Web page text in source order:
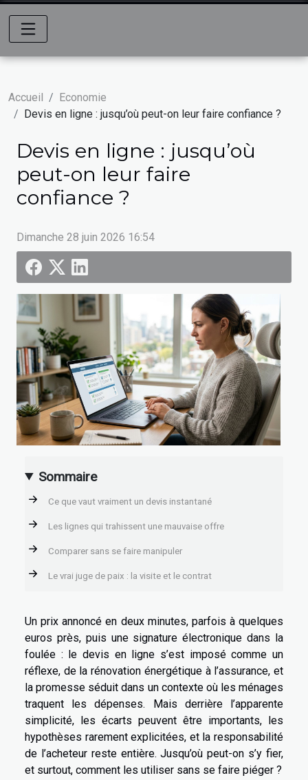
Accueil
Economie
Devis en ligne : jusqu’où peut-on leur faire confiance ?
Devis en ligne : jusqu’où
peut-on leur faire
confiance ?
Dimanche 28 juin 2026 16:54
Sommaire
Ce que vaut vraiment un devis instantané
Les lignes qui trahissent une mauvaise offre
Comparer sans se faire manipuler
Le vrai juge de paix : la visite et le contrat
Un prix annoncé en deux minutes, parfois à quelques
euros près, puis une signature électronique dans la
foulée : le devis en ligne s’est imposé comme un
réflexe, de la rénovation énergétique à l’assurance, et
la promesse séduit dans un contexte où les ménages
traquent les dépenses. Mais derrière l’apparente
simplicité, les écarts peuvent être importants, les
hypothèses rarement explicitées, et la responsabilité
de l’acheteur reste entière. Jusqu’où peut-on s’y fier,
et surtout, comment les utiliser sans se faire piéger ?